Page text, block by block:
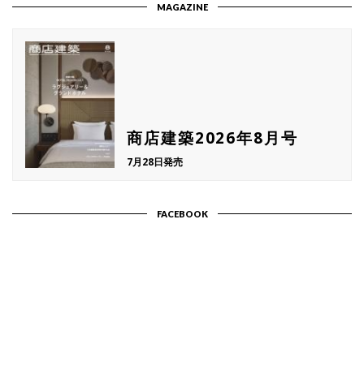
MAGAZINE
商店建築2026年8月号
7月28日発売
FACEBOOK